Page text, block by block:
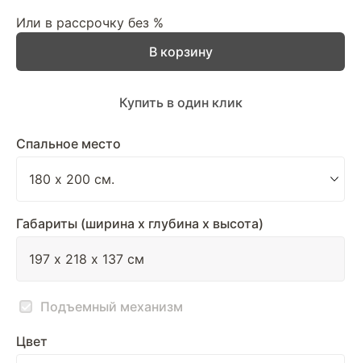
Или в рассрочку без %
Спальное место
Габариты (ширина х глубина х высота)
Подъемный механизм
Цвет
В корзину
Купить в один клик